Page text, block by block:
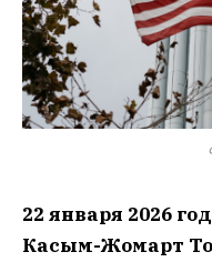
22 января 2026
Касым-Жомарт